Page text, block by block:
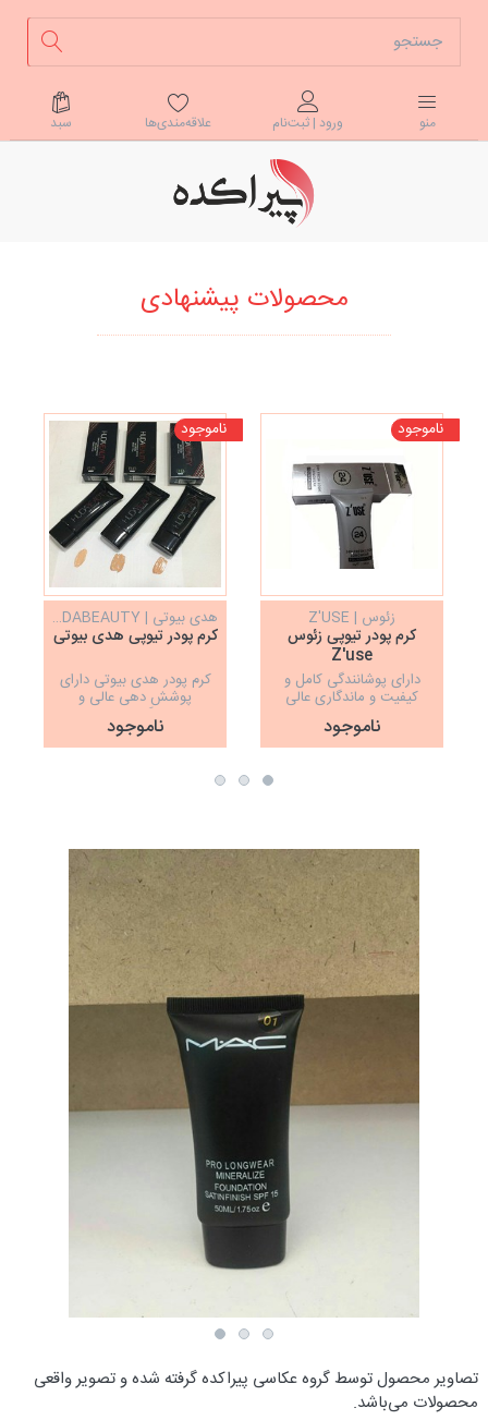
منو ورود | ثبت‌نام علاقه‌مندی‌ها سبد
محصولات پیشنهادی
ناموجود
زئوس | Z'USE
کرم پودر تیوپی زئوس
Z'use
دارای پوشانندگی کامل و
کیفیت و ماندگاری عالی
ناموجود
ناموجود
هدی بیوتی | HUDABEAUTY
کرم پودر تیوپی هدی بیوتی
کرم پودر هدی بیوتی دارای
پوشش دهی عالی و
ماندگاری خوب
ناموجود
تصاویر محصول توسط گروه عکاسی پیراکده گرفته شده و تصویر واقعی
محصولات می‌باشد.